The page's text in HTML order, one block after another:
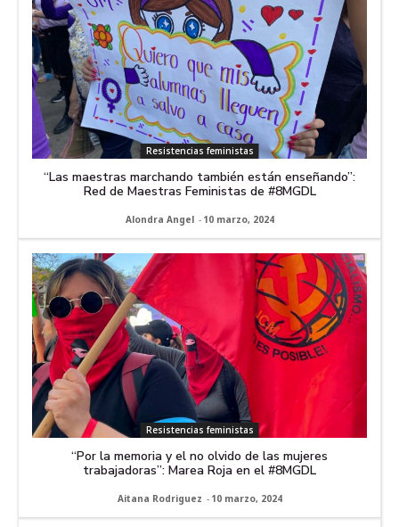
Resistencias feministas
“Las maestras marchando también están enseñando”:
Red de Maestras Feministas de #8MGDL
Alondra Angel - 10 marzo, 2024
Resistencias feministas
“Por la memoria y el no olvido de las mujeres
trabajadoras”: Marea Roja en el #8MGDL
Aitana Rodriguez - 10 marzo, 2024